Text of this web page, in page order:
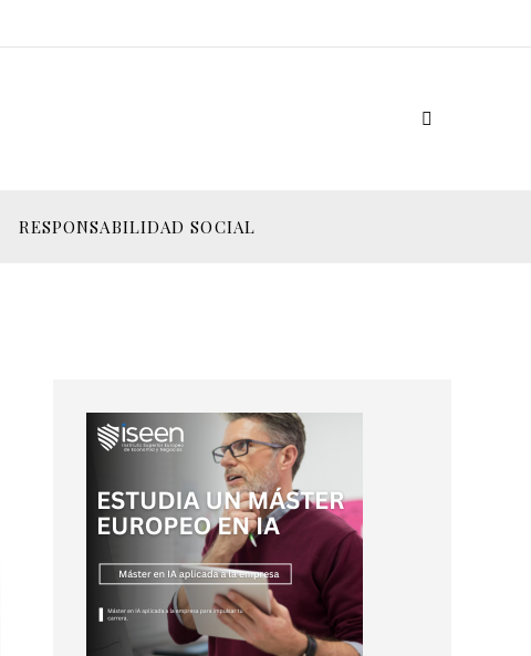
RESPONSABILIDAD SOCIAL